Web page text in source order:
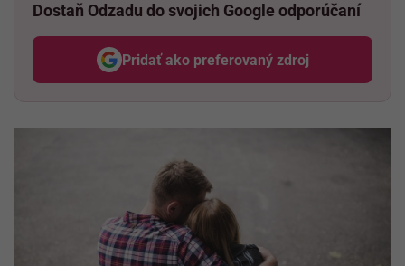
Dostaň Odzadu do svojich Google odporúčaní
Pridať ako preferovaný zdroj
Odzadu, odkaz sa otvorí v